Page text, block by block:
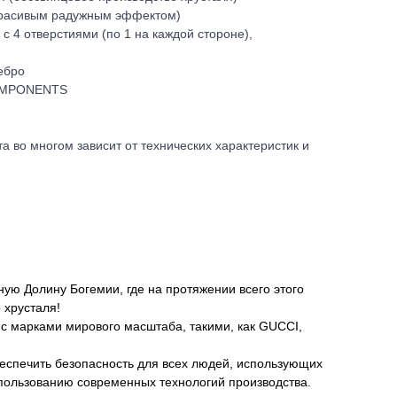
радужным эффектом)
4 отверстиями (по 1 на каждой стороне),
многом зависит от технических характеристик и
Долину Богемии, где на протяжении всего этого
марками мирового масштаба, такими, как GUCCI,
безопасность для всех людей, использующих
современных технологий производства.